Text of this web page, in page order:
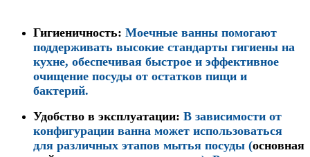
Гигиеничность: Моечные ванны помогают
поддерживать высокие стандарты гигиены на
кухне, обеспечивая быстрое и эффективное
очищение посуды от остатков пищи и
бактерий.
Удобство в эксплуатации: В зависимости от
конфигурации ванна может использоваться
для различных этапов мытья посуды (основная